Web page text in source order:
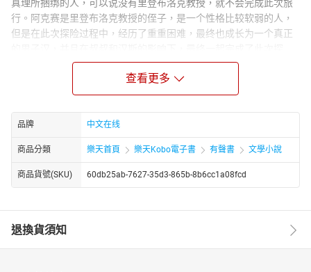
真理所捆绑的人，可以说没有里登布洛克教授，就不会完成此次旅
行。阿克赛是里登布洛克教授的侄子，是一个性格比较软弱的人，
但是在此次探险过程中，经历了重重困难，最终也成长为一个真正
险。向导汉斯是一个沉着冷静、有契约精神的人，在探险前就商议
好每周六支付酬金，雷打不动;探险过程中遇到艰难险阻时，汉斯都
是非常冷静地面对和解决问题，他是此次探险能够顺利完成的不可
缺少的好帮手。
查看更多
品牌 中文在线
商品分類 樂天首頁 樂天Kobo電子書 有聲書 文學小說
商品貨號(SKU) 60db25ab-7627-35d3-865b-8b6cc1a08fcd
退換貨須知